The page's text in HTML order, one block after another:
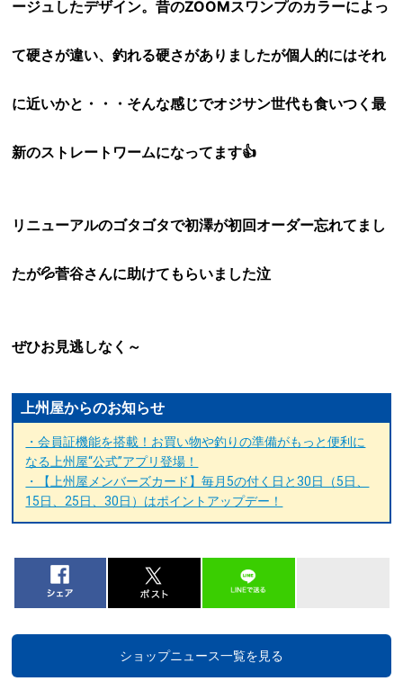
ージュしたデザイン。昔のZOOMスワンプのカラーによっ
て硬さが違い、釣れる硬さがありましたが個人的にはそれ
に近いかと・・・そんな感じでオジサン世代も食いつく最
新のストレートワームになってます👍
リニューアルのゴタゴタで初澤が初回オーダー忘れてまし
たが💦菅谷さんに助けてもらいました泣
ぜひお見逃しなく～
上州屋からのお知らせ
・会員証機能を搭載！お買い物や釣りの準備がもっと便利に
なる上州屋“公式”アプリ登場！
・【上州屋メンバーズカード】毎月5の付く日と30日（5日、
15日、25日、30日）はポイントアップデー！
ショップニュース一覧を見る